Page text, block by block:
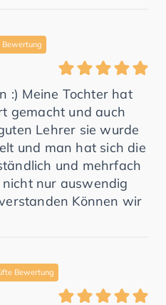
:) Meine Tochter hat
gemacht und auch
Lehrer sie wurde
und man hat sich die
und mehrfach
nur auswendig
Können wir
Bewertung